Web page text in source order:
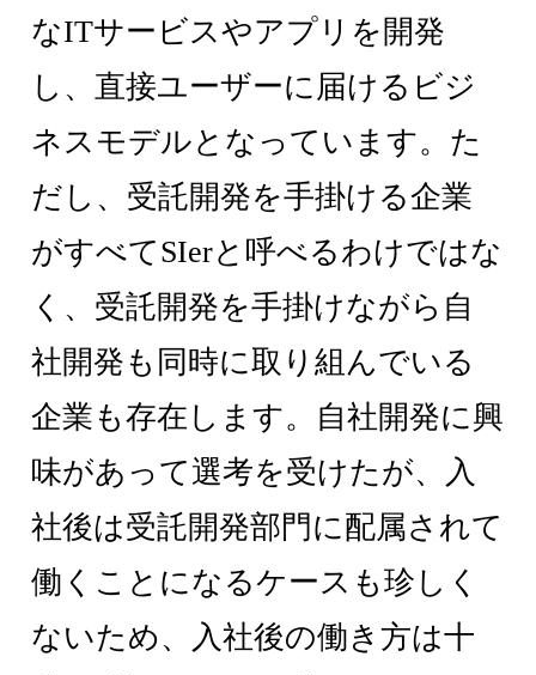
なITサービスやアプリを開発
し、直接ユーザーに届けるビジ
ネスモデルとなっています。た
だし、受託開発を手掛ける企業
がすべてSIerと呼べるわけではな
く、受託開発を手掛けながら自
社開発も同時に取り組んでいる
企業も存在します。自社開発に興
味があって選考を受けたが、入
社後は受託開発部門に配属されて
働くことになるケースも珍しく
ないため、入社後の働き方は十